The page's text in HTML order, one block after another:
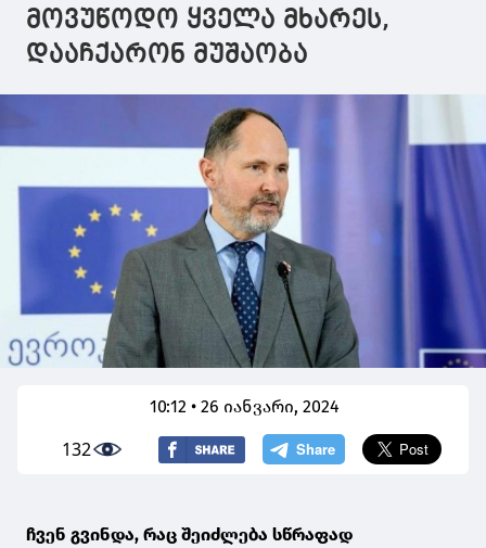
მოვუწოდო ყველა მხარეს,
დააჩქარონ მუშაობა
10:12 • 26 იანვარი, 2024
132
ჩვენ გვინდა, რაც შეიძლება სწრაფად